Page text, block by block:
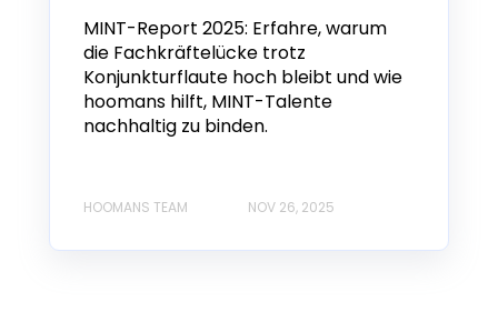
MINT-Report 2025: Erfahre, warum
die Fachkräftelücke trotz
Konjunkturflaute hoch bleibt und wie
hoomans hilft, MINT-Talente
nachhaltig zu binden.
HOOMANS TEAM NOV 26, 2025